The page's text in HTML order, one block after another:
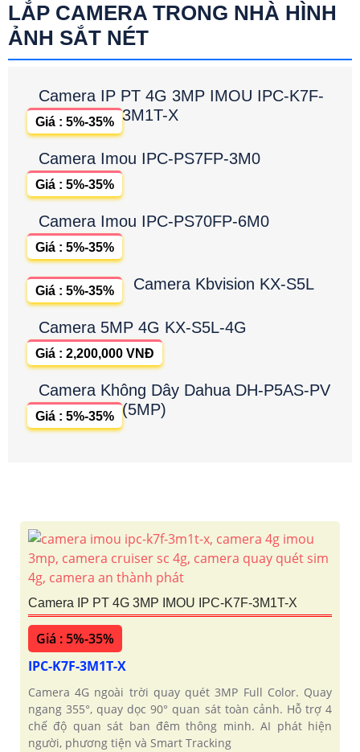
LẮP CAMERA TRONG NHÀ HÌNH
ẢNH SẮT NÉT
Camera IP PT 4G 3MP IMOU IPC-K7F-
3M1T-X
Giá : 5%-35%
Camera Imou IPC-PS7FP-3M0
Giá : 5%-35%
Camera Imou IPC-PS70FP-6M0
Giá : 5%-35%
Camera Kbvision KX-S5L
Giá : 5%-35%
Camera 5MP 4G KX-S5L-4G
Giá : 2,200,000 VNĐ
Camera Không Dây Dahua DH-P5AS-PV
(5MP)
Giá : 5%-35%
Camera IP PT 4G 3MP IMOU IPC-K7F-3M1T-X
Giá : 5%-35%
IPC-K7F-3M1T-X
Camera 4G ngoài trời quay quét 3MP Full Color. Quay
ngang 355°, quay dọc 90° quan sát toàn cảnh. Hỗ trợ 4
chế độ quan sát ban đêm thông minh. AI phát hiện
người, phương tiện và Smart Tracking